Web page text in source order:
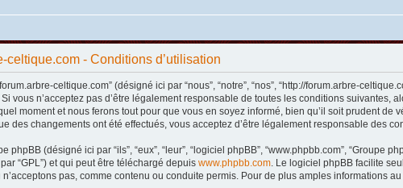
celtique.com - Conditions d’utilisation
celtique.com” (désigné ici par “nous”, “notre”, “nos”, “http://forum.arbre-
vous n’acceptez pas d’être légalement responsable de toutes les conditions suivantes,
moment et nous ferons tout pour que vous en soyez informé, bien qu’il soit prudent
des changements ont été effectués, vous acceptez d’être légalement responsable des
phpBB (désigné ici par “ils”, “eux”, “leur”, “logiciel phpBB”, “www.phpbb.com”, “Groupe
“GPL”) et qui peut être téléchargé depuis www.phpbb.com . Le logiciel phpBB facilite
pas, comme contenu ou conduite permis. Pour de plus amples informations